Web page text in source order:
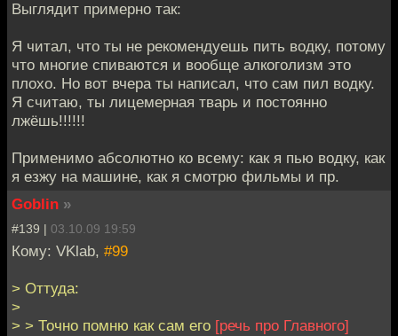
Выглядит примерно так:
Я читал, что ты не рекомендуешь пить водку, потому
что многие спиваются и вообще алкоголизм это
плохо. Но вот вчера ты написал, что сам пил водку.
Я считаю, ты лицемерная тварь и постоянно
лжёшь!!!!!!
Применимо абсолютно ко всему: как я пью водку, как
я езжу на машине, как я смотрю фильмы и пр.
Goblin »
#139 | 03.10.09 19:59
Кому: VKlab, #99
> Оттуда:
>
> > Точно помню как сам его [речь про Главного]